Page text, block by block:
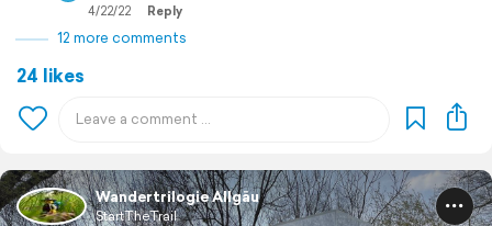
4/22/22 Reply
12 more comments
24 likes
Wandertrilogie Allgäu
StartTheTrail